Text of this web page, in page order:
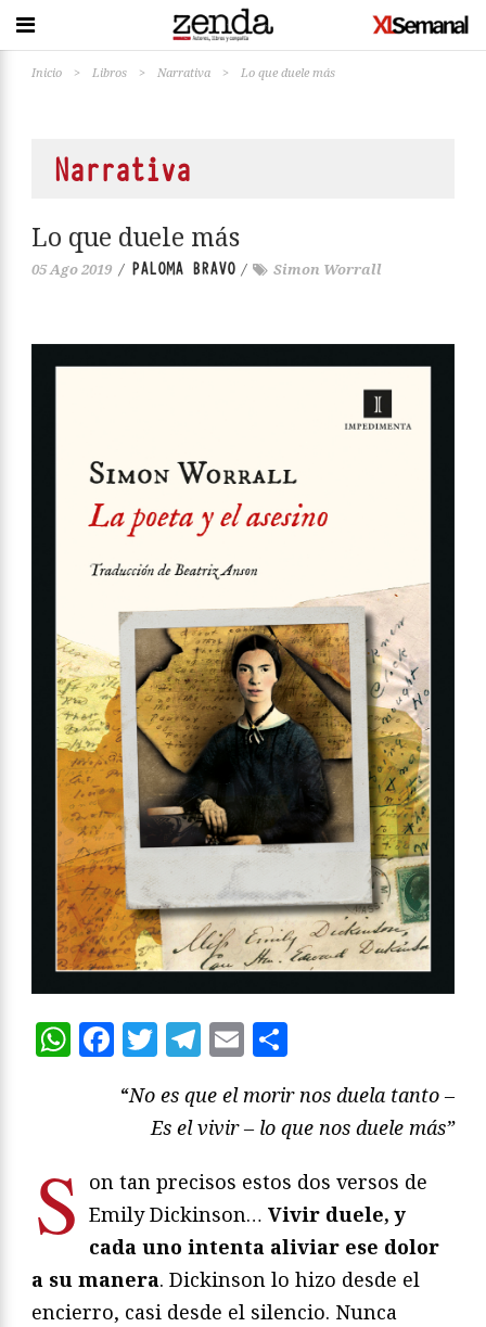
Inicio > Libros > Narrativa > Lo que duele más
Narrativa
Lo que duele más
05 Ago 2019 / PALOMA BRAVO / Simon Worrall
WhatsApp
Facebook
Twitter
Telegram
Email
“No es que el morir nos duela tanto–
Es el vivir– lo que nos duele más”
S on tan precisos estos dos versos de
Emily Dickinson… Vivir duele, y
cada uno intenta aliviar ese dolor
a su manera. Dickinson lo hizo desde el
encierro, casi desde el silencio. Nunca